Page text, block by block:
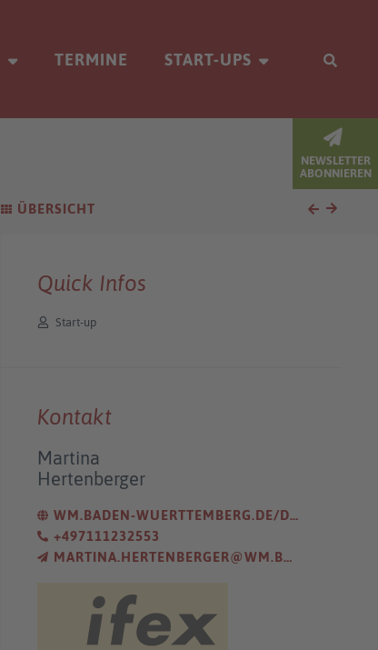
TERMINE START-UPS
NEWSLETTER
ABONNIEREN
ÜBERSICHT
Quick Infos
Start-up
Kontakt
Martina
Hertenberger
WM.BADEN-WUERTTEMBERG.DE/DE/INNOVATION/INNOVATIONSGUTSCHEINE/INNOVATIONSGUTSCHEINE-A-UND-B/
+497111232553
MARTINA.HERTENBERGER@WM.BWL.DE